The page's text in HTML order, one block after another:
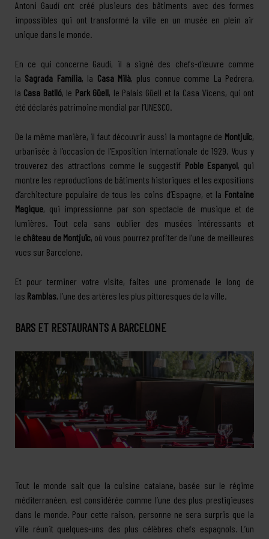
Antoni Gaudí ont créé plusieurs des bâtiments avec des formes
impossibles qui ont transformé la ville en un musée en plein air
unique dans le monde.
En ce qui concerne Gaudí, il a signé des chefs-d’œuvre comme
la Sagrada Família, la Casa Milà, plus connue comme La Pedrera,
la Casa Batlló, le Park Güell, le Palais Güell et la Casa Vicens, qui ont
été déclarés patrimoine mondial par l’UNESCO.
De la même manière, il faut découvrir aussi la montagne de Montjuïc,
urbanisée à l’occasion de l’Exposition Internationale de 1929. Vous y
trouverez des attractions comme le suggestif Poble Espanyol, qui
montre les reproductions de bâtiments historiques et les expositions
d’architecture populaire de tous les coins d’Espagne, et la Fontaine
Magique, qui impressionne par son spectacle de musique et de
lumières. Tout cela sans oublier des musées intéressants et
le château de Montjuïc, où vous pourrez profiter de l’une de meilleures
vues sur Barcelone.
Et pour terminer votre visite, faites une promenade le long de
las Ramblas, l’une des artères les plus pittoresques de la ville.
BARS ET RESTAURANTS A BARCELONE
Tout le monde sait que la cuisine catalane, basée sur le régime
méditerranéen, est considérée comme l’une des plus prestigieuses
dans le monde. Pour cette raison, personne ne sera surpris que la
ville réunit quelques-uns des plus célèbres chefs espagnols. L’un